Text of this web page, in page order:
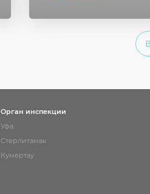
Орган инспекции
Уфа
Стерлитамак
Кумертау